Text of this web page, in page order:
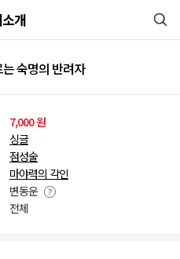
개
숙명의 반려자
7,000 원
싱글
점성술
마야력의 각인
변동운
전체